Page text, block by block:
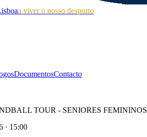
a viver o nosso desporto
DocumentosContacto
TOUR - SENIORES FEMININOS
· 15:00